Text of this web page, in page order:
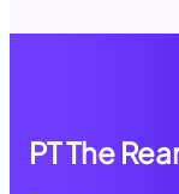
PT The